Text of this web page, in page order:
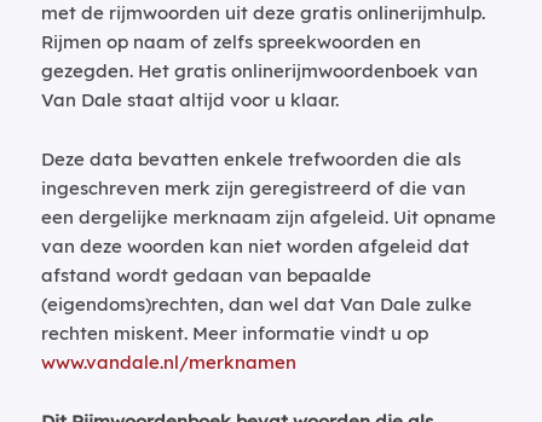
met de rijmwoorden uit deze gratis onlinerijmhulp.
Rijmen op naam of zelfs spreekwoorden en
gezegden. Het gratis onlinerijmwoordenboek van
Van Dale staat altijd voor u klaar.
Deze data bevatten enkele trefwoorden die als
ingeschreven merk zijn geregistreerd of die van
een dergelijke merknaam zijn afgeleid. Uit opname
van deze woorden kan niet worden afgeleid dat
afstand wordt gedaan van bepaalde
(eigendoms)rechten, dan wel dat Van Dale zulke
rechten miskent. Meer informatie vindt u op
www.vandale.nl/merknamen